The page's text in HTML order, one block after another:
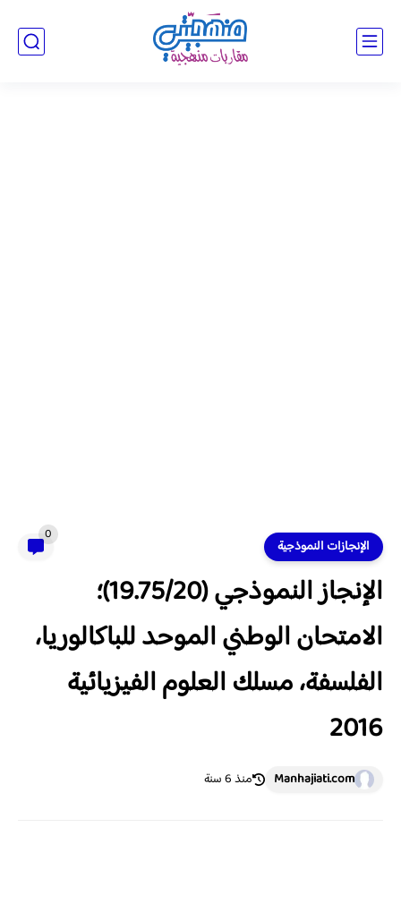
الإنجازات النموذجية
0
الإنجاز النموذجي (19.75/20)؛
الامتحان الوطني الموحد للباكالوريا،
الفلسفة، مسلك العلوم الفيزيائية
2016
Manhajiati.com منذ 6 سنة